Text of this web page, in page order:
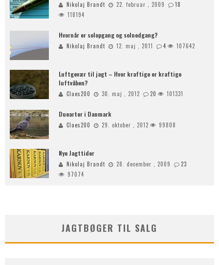
Nikolaj Brandt 22. februar , 2009
18
118194
Hvornår er solopgang og solnedgang?
Nikolaj Brandt 12. maj , 2011 4 107642
Luftgevær til jagt – Hvor kraftige er kraftige
luftvåben?
Claes200 30. maj , 2012 20 101331
Duearter i Danmark
Claes200 29. oktober , 2012 99808
Nye Jagttider
Nikolaj Brandt 28. december , 2009
23
97074
JAGTBØGER TIL SALG